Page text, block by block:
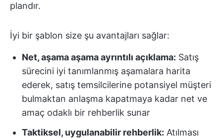
plandır.
İyi bir şablon size şu avantajları sağlar:
Net, aşama aşama ayrıntılı açıklama: Satış
sürecini iyi tanımlanmış aşamalara harita
ederek, satış temsilcilerine potansiyel müşteri
bulmaktan anlaşma kapatmaya kadar net ve
amaç odaklı bir rehberlik sunar
Taktiksel, uygulanabilir rehberlik: Atılması